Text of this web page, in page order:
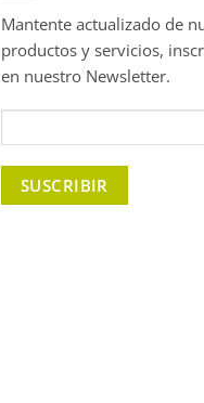
Mantente actualizado de
productos y servicios,
en nuestro Newsletter.